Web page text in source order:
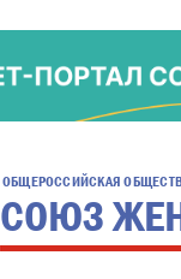
ОБЩЕРОССИЙСКАЯ
СОЮЗ